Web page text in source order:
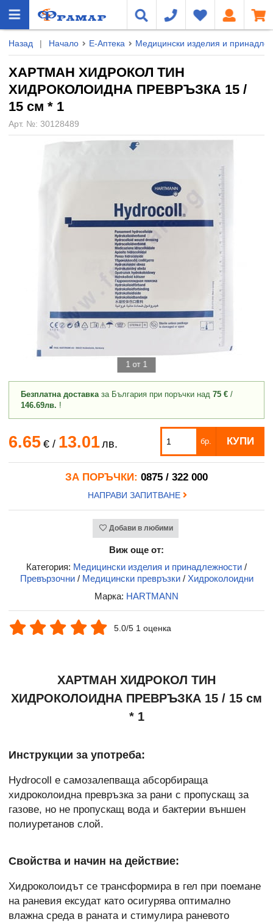
Назад | Начало Е-Аптека Медицински изделия и
ХАРТМАН ХИДРОКОЛ ТИН
ХИДРОКОЛОИДНА ПРЕВРЪЗКА 15 /
15 см * 1
Арт. №: 30128489
1 от 1
Безплатна доставказа България при поръчки над 75 € /
146.69лв. !
6.65 €/ 13.01лв. бр. КУПИ
ЗА ПОРЪЧКИ: 0875 / 322 000
НАПРАВИ ЗАПИТВАНЕ
Добави в любими
Виж още от:
Категория: Медицински изделия и принадлежности /
Превързочни/ Медицински превръзки/ Хидроколоидни
Марка: HARTMANN
5.0/5 1 оценка
ХАРТМАН ХИДРОКОЛ ТИН
ХИДРОКОЛОИДНА ПРЕВРЪЗКА 15 / 15 см
* 1
Инструкции за употреба:
Hydrocoll е самозалепваща абсорбираща
хидроколоидна превръзка за рани с пропускащ за
газове, но не пропускащ вода и бактерии външен
полиуретанов слой.
Свойства и начин на действие:
Хидроколоидът се трансформира в гел при поемане
на раневия ексудат като осигурява оптимално
влажна среда в раната и стимулира раневото